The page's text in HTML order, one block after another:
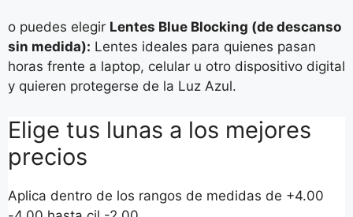
o puedes elegir Lentes Blue Blocking (de descanso
sin medida): Lentes ideales para quienes pasan
horas frente a laptop, celular u otro dispositivo digital
y quieren protegerse de la Luz Azul.
Elige tus lunas a los mejores
precios
Aplica dentro de los rangos de medidas de +4.00